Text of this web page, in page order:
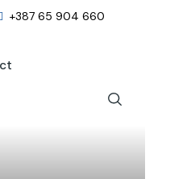
+387 65 904 660